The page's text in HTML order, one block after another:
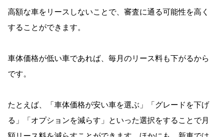
高額な車をリースしないことで、審査に通る可能性を高く
することができます。
車体価格が低い車であれば、毎月のリース料も下がるから
です。
たとえば、「車体価格が安い車を選ぶ」「グレードを下げ
る」「オプションを減らす」といった選択をすることで月